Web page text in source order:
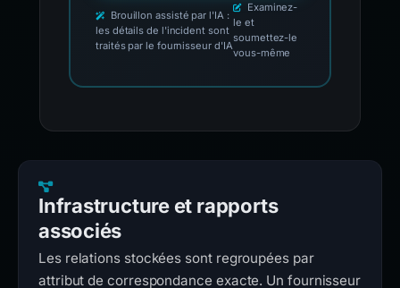
Brouillon assisté par l'IA :
les détails de l'incident sont
traités par le fournisseur d'IA
Examinez-
le et
soumettez-le
vous-même
Infrastructure et rapports
associés
Les relations stockées sont regroupées par
attribut de correspondance exacte. Un fournisseur